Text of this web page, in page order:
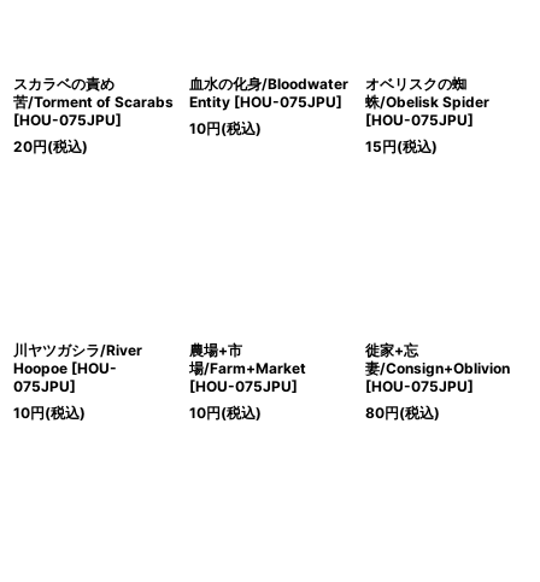
スカラベの責め
苦/Torment of Scarabs
[HOU-075JPU]
20円(税込)
血水の化身/Bloodwater
Entity [HOU-075JPU]
10円(税込)
オベリスクの蜘
蛛/Obelisk Spider
[HOU-075JPU]
15円(税込)
川ヤツガシラ/River
Hoopoe [HOU-
075JPU]
10円(税込)
農場+市
場/Farm+Market
[HOU-075JPU]
10円(税込)
徙家+忘
妻/Consign+Oblivion
[HOU-075JPU]
80円(税込)